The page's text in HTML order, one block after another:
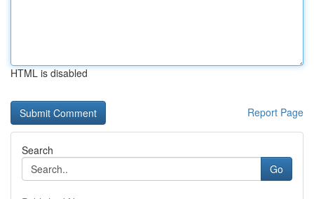
HTML is disabled
Report Page
Search
Go